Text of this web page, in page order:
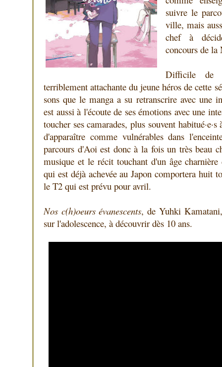
suivre le
ville, mais
chef à
concours de
Difficile de
terriblement attachante du jeune héros de cette
sons que le manga a su retranscrire avec une
est aussi à l'écoute de ses émotions avec une
toucher ses camarades, plus souvent
d'apparaître comme vulnérables dans
parcours d'Aoi est donc à la fois un très beau
musique et le récit touchant d'un âge
qui est déjà achevée au Japon comportera huit
le T2 qui est prévu pour avril.
Nos c(h)oeurs évanescents, de Yuhki
sur l'adolescence, à découvrir dès 10 ans.